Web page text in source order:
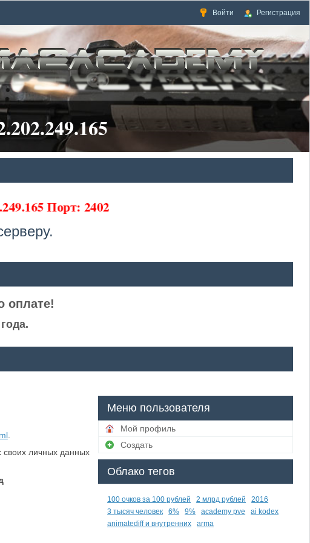
Войти Регистрация
Порт: 2402
оплате!
.
своих личных данных
Меню пользователя
Мой профиль
Создать
Облако тегов
100 очков за 100 рублей 2 млрд рублей
2016
3 тысяч человек
6% 9% academy pve
ai kodex
animatediff и внутренних
arma